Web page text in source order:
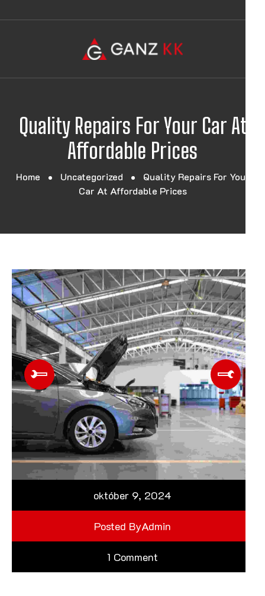
Quality Repairs For Your Car At
Affordable Prices
Home Uncategorized
Quality Repairs For Your
Car At Affordable Prices
október 9, 2024
Posted ByAdmin
1 Comment